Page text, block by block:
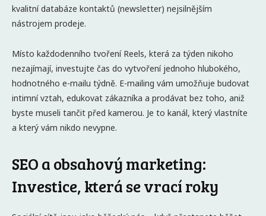
kvalitní databáze kontaktů (newsletter) nejsilnějším
nástrojem prodeje.
Místo každodenního tvoření Reels, která za týden nikoho
nezajímají, investujte čas do vytvoření jednoho hlubokého,
hodnotného e-mailu týdně. E-mailing vám umožňuje budovat
intimní vztah, edukovat zákazníka a prodávat bez toho, aniž
byste museli tančit před kamerou. Je to kanál, který vlastníte
a který vám nikdo nevypne.
SEO a obsahový marketing:
Investice, která se vrací roky